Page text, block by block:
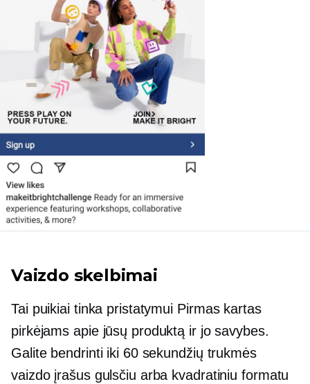
Vaizdo skelbimai
Tai puikiai tinka pristatymui Pirmas kartas
pirkėjams apie jūsų produktą ir jo savybes.
Galite bendrinti iki 60 sekundžių trukmės
vaizdo įrašus gulsčiu arba kvadratiniu formatu